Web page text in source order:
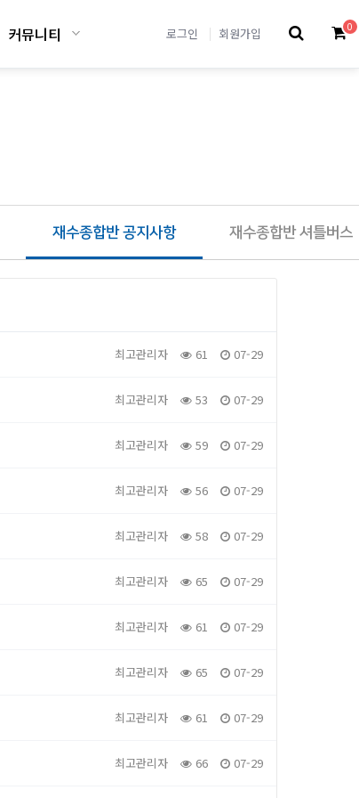
로그인 회원가입
커뮤니티 0
재수종합반 공지사항 재수종합반 셔틀버스
최고관리자 61 07-29
최고관리자 53 07-29
최고관리자 59 07-29
최고관리자 56 07-29
최고관리자 58 07-29
최고관리자 65 07-29
최고관리자 61 07-29
최고관리자 65 07-29
최고관리자 61 07-29
최고관리자 66 07-29